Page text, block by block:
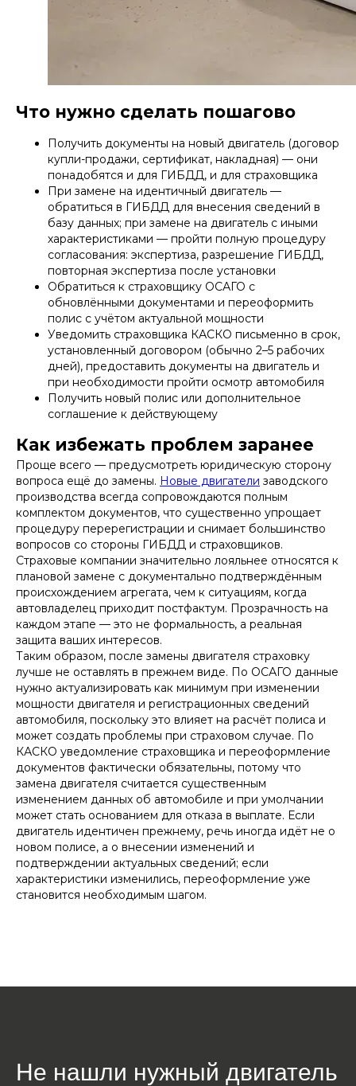
Что нужно сделать пошагово
Получить документы на новый двигатель (договор
купли-продажи, сертификат, накладная) — они
понадобятся и для ГИБДД, и для страховщика
При замене на идентичный двигатель —
обратиться в ГИБДД для внесения сведений в
базу данных; при замене на двигатель с иными
характеристиками — пройти полную процедуру
согласования: экспертиза, разрешение ГИБДД,
повторная экспертиза после установки
Обратиться к страховщику ОСАГО с
обновлёнными документами и переоформить
полис с учётом актуальной мощности
Уведомить страховщика КАСКО письменно в срок,
установленный договором (обычно 2–5 рабочих
дней), предоставить документы на двигатель и
при необходимости пройти осмотр автомобиля
Получить новый полис или дополнительное
соглашение к действующему
Как избежать проблем заранее
Проще всего — предусмотреть юридическую сторону
вопроса ещё до замены. Новые двигатели заводского
производства всегда сопровождаются полным
комплектом документов, что существенно упрощает
процедуру перерегистрации и снимает большинство
вопросов со стороны ГИБДД и страховщиков.
Страховые компании значительно лояльнее относятся к
плановой замене с документально подтверждённым
происхождением агрегата, чем к ситуациям, когда
автовладелец приходит постфактум. Прозрачность на
каждом этапе — это не формальность, а реальная
защита ваших интересов.
Таким образом, после замены двигателя страховку
лучше не оставлять в прежнем виде. По ОСАГО данные
нужно актуализировать как минимум при изменении
мощности двигателя и регистрационных сведений
автомобиля, поскольку это влияет на расчёт полиса и
может создать проблемы при страховом случае. По
КАСКО уведомление страховщика и переоформление
документов фактически обязательны, потому что
замена двигателя считается существенным
изменением данных об автомобиле и при умолчании
может стать основанием для отказа в выплате. Если
двигатель идентичен прежнему, речь иногда идёт не о
новом полисе, а о внесении изменений и
подтверждении актуальных сведений; если
характеристики изменились, переоформление уже
становится необходимым шагом.
Не нашли нужный двигатель